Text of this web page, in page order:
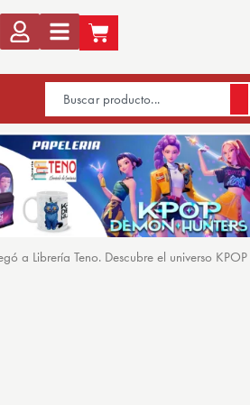
a Librería Teno. Descubre el universo KPOP